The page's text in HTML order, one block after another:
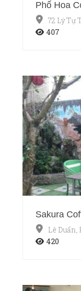
Phố Hoa
72 Lý Tự
407
Sakura
Lê Duẩn,
420